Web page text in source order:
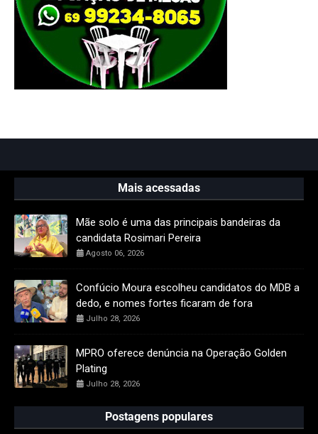
Mais acessadas
Mãe solo é uma das principais bandeiras da
candidata Rosimari Pereira
Agosto 06, 2026
Confúcio Moura escolheu candidatos do MDB a
dedo, e nomes fortes ficaram de fora
Julho 28, 2026
MPRO oferece denúncia na Operação Golden
Plating
Julho 28, 2026
Postagens populares